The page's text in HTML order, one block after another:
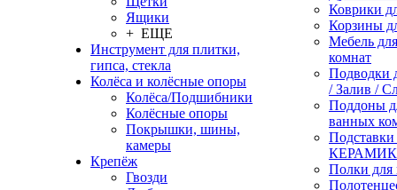
Ящики
+ ЕЩЕ
Инструмент для плитки,
гипса, стекла
Колёса и колёсные опоры
Колёса/Подшибники
Колёсные опоры
Покрышки, шины,
камеры
Крепёж
Гвозди
Коврики
Корзины
Мебель
комнат
Подводки
/ Залив /
Поддоны
ванных
Полки для